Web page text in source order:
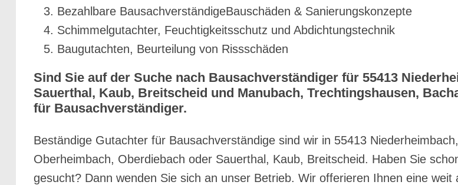
Bezahlbare BausachverständigeBauschäden & Sanierungskonzepte
Schimmelgutachter, Feuchtigkeitsschutz und Abdichtungstechnik
Baugutachten, Beurteilung von Rissschäden
Sind Sie auf der Suche nach Bausachverständiger für 55413
Sauerthal, Kaub, Breitscheid und Manubach, Trechtingshausen,
für Bausachverständiger.
Beständige Gutachter für Bausachverständige sind wir in 55413
Oberheimbach, Oberdiebach oder Sauerthal, Kaub, Breitscheid. Haben Sie
gesucht? Dann wenden Sie sich an unser Betrieb. Wir offerieren Ihnen eine